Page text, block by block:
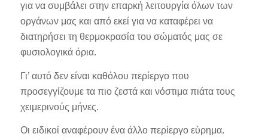
για να συμβάλει στην επαρκή λειτουργία όλων των
οργάνων μας και από εκεί για να καταφέρει να
διατηρήσει τη θερμοκρασία του σώματός μας σε
φυσιολογικά όρια.
Γι’ αυτό δεν είναι καθόλου περίεργο που
προσεγγίζουμε τα πιο ζεστά και νόστιμα πιάτα τους
χειμερινούς μήνες.
Οι ειδικοί αναφέρουν ένα άλλο περίεργο εύρημα.